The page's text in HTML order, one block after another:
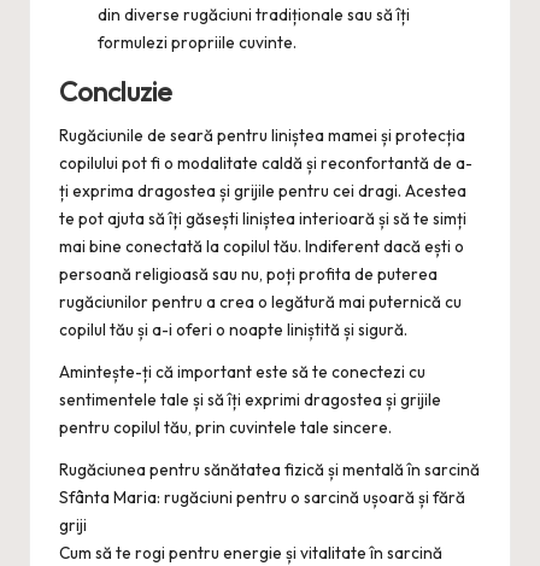
din diverse rugăciuni tradiționale sau să îți
formulezi propriile cuvinte.
Concluzie
Rugăciunile de seară pentru liniștea mamei și protecția
copilului pot fi o modalitate caldă și reconfortantă de a-
ți exprima dragostea și grijile pentru cei dragi. Acestea
te pot ajuta să îți găsești liniștea interioară și să te simți
mai bine conectată la copilul tău. Indiferent dacă ești o
persoană religioasă sau nu, poți profita de puterea
rugăciunilor pentru a crea o legătură mai puternică cu
copilul tău și a-i oferi o noapte liniștită și sigură.
Amintește-ți că important este să te conectezi cu
sentimentele tale și să îți exprimi dragostea și grijile
pentru copilul tău, prin cuvintele tale sincere.
Rugăciunea pentru sănătatea fizică și mentală în sarcină
Sfânta Maria: rugăciuni pentru o sarcină ușoară și fără
griji
Cum să te rogi pentru energie și vitalitate în sarcină